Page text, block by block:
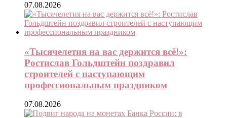
07.08.2026
«Тысячелетия на вас держится всё!»:
Ростислав Гольдштейн поздравил
строителей с наступающим
профессиональным праздником
07.08.2026